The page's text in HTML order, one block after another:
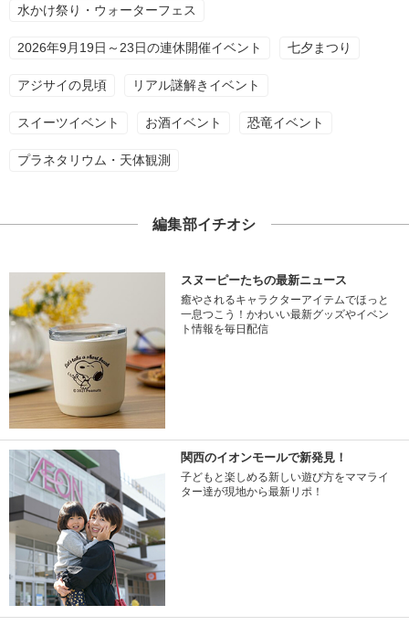
水かけ祭り・ウォーターフェス
2026年9月19日～23日の連休開催イベント 七夕まつり
アジサイの見頃 リアル謎解きイベント
スイーツイベント お酒イベント 恐竜イベント
プラネタリウム・天体観測
編集部イチオシ
スヌーピーたちの最新ニュース
癒やされるキャラクターアイテムでほっと
一息つこう！かわいい最新グッズやイベン
ト情報を毎日配信
関西のイオンモールで新発見！
子どもと楽しめる新しい遊び方をママライ
ター達が現地から最新リポ！